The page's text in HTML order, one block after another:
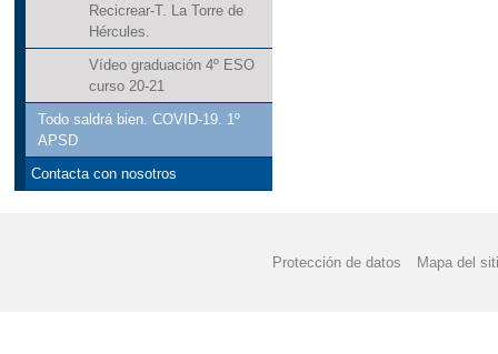
Recicrear-T. La Torre de
Hércules.
Vídeo graduación 4º ESO
curso 20-21
Todo saldrá bien. COVID-19. 1º
APSD
Contacta con nosotros
Protección de datos Mapa del